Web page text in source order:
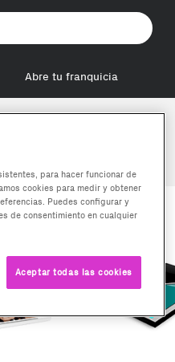
Abre tu franquicia
para hacer funcionar de
cookies para medir y obtener
Puedes configurar y
de consentimiento en cualquier
Aceptar todas las cookies